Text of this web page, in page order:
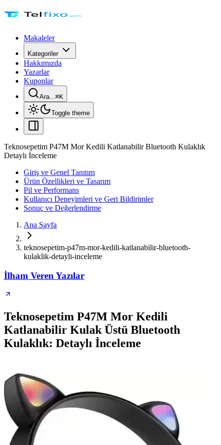
Makaleler
Kategoriler
Hakkımızda
Yazarlar
Kuponlar
Ara...⌘K
Toggle theme
Teknosepetim P47M Mor Kedili Katlanabilir Bluetooth Kulaklık
Detaylı İnceleme
Giriş ve Genel Tanıtım
Ürün Özellikleri ve Tasarım
Pil ve Performans
Kullanıcı Deneyimleri ve Geri Bildirimler
Sonuç ve Değerlendirme
Ana Sayfa
teknosepetim-p47m-mor-kedili-katlanabilir-bluetooth-
kulaklik-detayli-inceleme
İlham Veren Yazılar
Teknosepetim P47M Mor Kedili
Katlanabilir Kulak Üstü Bluetooth
Kulaklık: Detaylı İnceleme